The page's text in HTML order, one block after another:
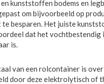
kunststoffen bodems en
om bijvoorbeeld op
te besparen. Het juiste
dat het vochtbestendig
is.
van een rolcontainer is
door deze elektrolytisch of